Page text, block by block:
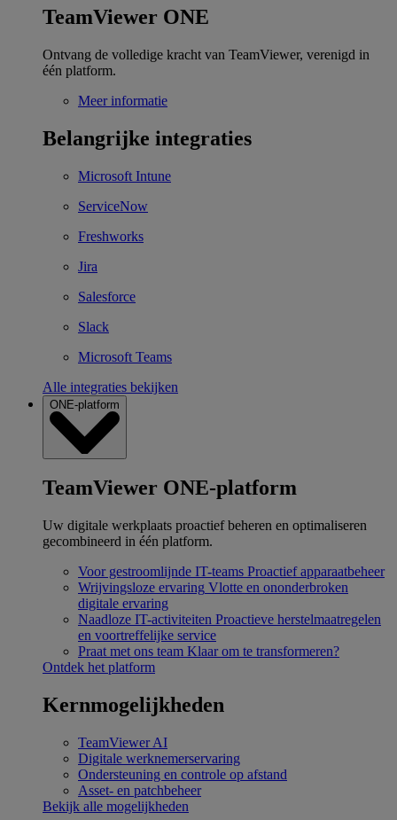
TeamViewer ONE
Ontvang de volledige kracht van TeamViewer, verenigd in
één platform.
Meer informatie
Belangrijke integraties
Microsoft Intune
ServiceNow
Freshworks
Jira
Salesforce
Slack
Microsoft Teams
Alle integraties bekijken
ONE-platform
TeamViewer ONE-platform
Uw digitale werkplaats proactief beheren en optimaliseren
gecombineerd in één platform.
Voor gestroomlijnde IT-teams Proactief apparaatbeheer
Wrijvingsloze ervaring Vlotte en ononderbroken
digitale ervaring
Naadloze IT-activiteiten Proactieve herstelmaatregelen
en voortreffelijke service
Praat met ons team Klaar om te transformeren?
Ontdek het platform
Kernmogelijkheden
TeamViewer AI
Digitale werknemerservaring
Ondersteuning en controle op afstand
Asset- en patchbeheer
Bekijk alle mogelijkheden